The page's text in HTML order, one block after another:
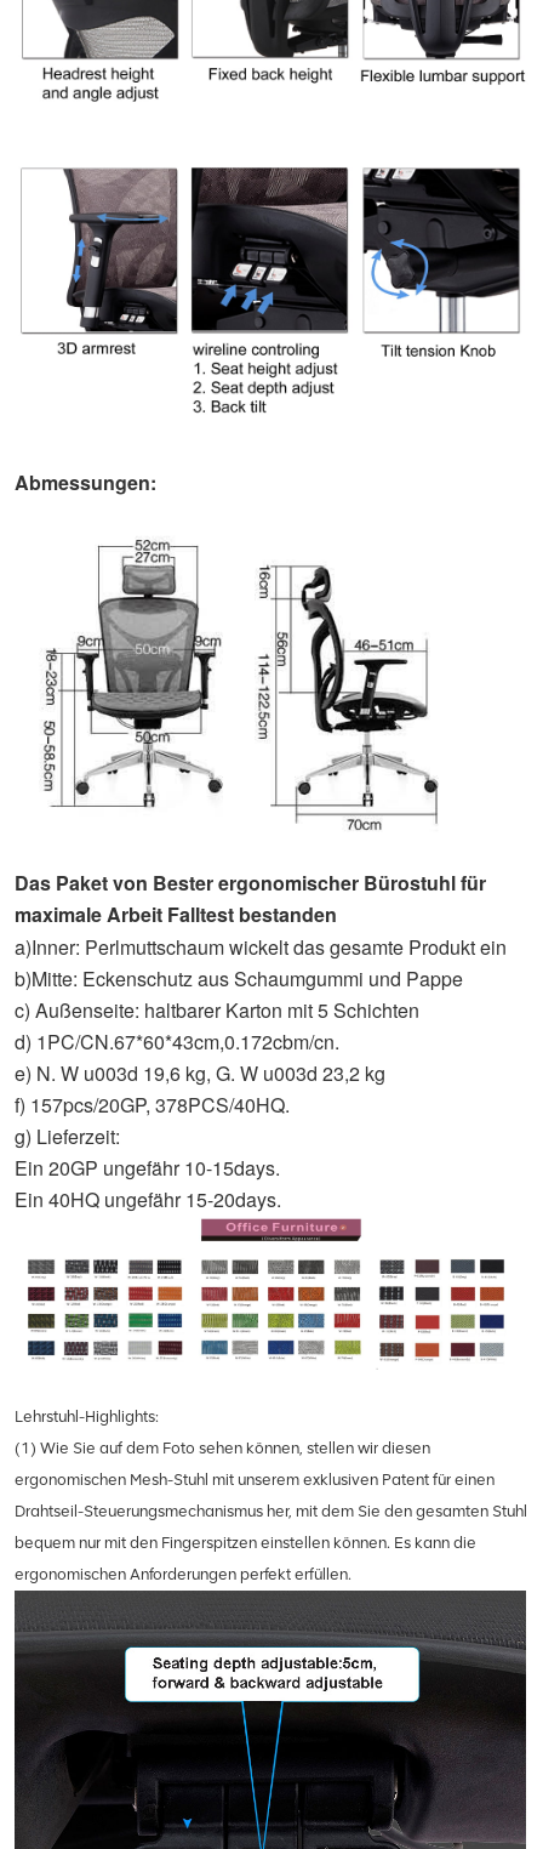
Abmessungen:
Das Paket von Bester ergonomischer Bürostuhl für
maximale Arbeit Falltest bestanden
a)Inner: Perlmuttschaum wickelt das gesamte Produkt ein
b)Mitte: Eckenschutz aus Schaumgummi und Pappe
c) Außenseite: haltbarer Karton mit 5 Schichten
d) 1PC/CN.67*60*43cm,0.172cbm/cn.
e) N. W u003d 19,6 kg, G. W u003d 23,2 kg
f) 157pcs/20GP, 378PCS/40HQ.
g) Lieferzeit:
Ein 20GP ungefähr 10-15days.
Ein 40HQ ungefähr 15-20days.
Lehrstuhl-Highlights:
(1) Wie Sie auf dem Foto sehen können, stellen wir diesen
ergonomischen Mesh-Stuhl mit unserem exklusiven Patent für einen
Drahtseil-Steuerungsmechanismus her, mit dem Sie den gesamten Stuhl
bequem nur mit den Fingerspitzen einstellen können. Es kann die
ergonomischen Anforderungen perfekt erfüllen.